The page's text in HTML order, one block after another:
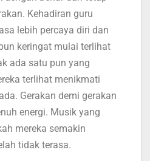
Kehadiran guru
lebih percaya diri dan
keringat mulai terlihat
ada satu pun yang
terlihat menikmati
Gerakan demi gerakan
energi. Musik yang
mereka semakin
tidak terasa.